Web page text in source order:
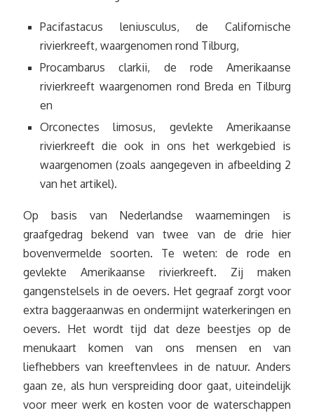
Pacifastacus leniusculus, de Californische
rivierkreeft, waargenomen rond Tilburg,
Procambarus clarkii, de rode Amerikaanse
rivierkreeft waargenomen rond Breda en Tilburg
en
Orconectes limosus, gevlekte Amerikaanse
rivierkreeft die ook in ons het werkgebied is
waargenomen (zoals aangegeven in afbeelding 2
van het artikel).
Op basis van Nederlandse waarnemingen is
graafgedrag bekend van twee van de drie hier
bovenvermelde soorten. Te weten: de rode en
gevlekte Amerikaanse rivierkreeft. Zij maken
gangenstelsels in de oevers. Het gegraaf zorgt voor
extra baggeraanwas en ondermijnt waterkeringen en
oevers. Het wordt tijd dat deze beestjes op de
menukaart komen van ons mensen en van
liefhebbers van kreeftenvlees in de natuur. Anders
gaan ze, als hun verspreiding door gaat, uiteindelijk
voor meer werk en kosten voor de waterschappen